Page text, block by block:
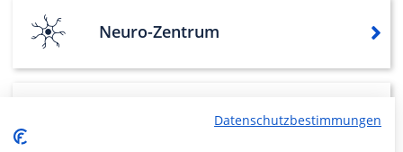
Neuro-Zentrum
Datenschutzbestimmungen